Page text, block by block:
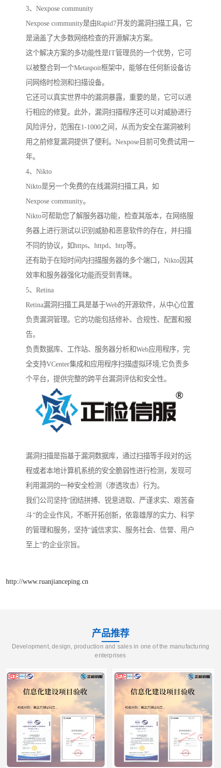
3、Nexpose community
Nexpose community是由Rapid7开发的漏洞扫描工具，它
是涵盖了大多数网络检查的开源解决方案。
这个解决方案的多功能性是IT管理员的一个优势，它可
以被整合到一个Metaspoit框架中，能够在任何新设备访
问网络时检测和扫描设备。
它还可以真实世界中的漏洞暴露，重要的是，它可以进
行相应的修复。此外，漏洞扫描程序还可以对威胁进行
风险评分，范围在1-1000之间，从而为安全在漏洞被利
用之前修复漏洞提供了便利。Nexpose目前可免费试用一
年。
4、Nikto
Nikto是另一个免费的在线漏洞扫描工具，如
Nexpose community。
Nikto可帮助您了解服务器功能，检查其版本，在网络服
务器上进行测试以识别威胁和恶意软件的存在，并扫描
不同的协议，如https、httpd、http等。
还有助于在短时间内扫描服务器的多个端口，Nikto因其
效率和服务器强化功能而受到青睐。
5、Retina
Retina漏洞扫描工具是基于Web的开源软件，从中心位置
负责漏洞管理。它的功能包括修补、合规性、配置和报
告。
负责数据库、工作站、服务器分析和Web应用程序，完
全支持VCenter集成和应用程序扫描虚拟环境;它负责多
个平台，提供完整的跨平台漏洞评估和安全性。
漏洞扫描是指基于漏洞数据库，通过扫描等手段对的远
程或者本地计算机系统的安全脆弱性进行检测，发现可
利用漏洞的一种安全检测（渗透攻击）行为。
我们公司坚持“团结拼搏、锐意进取、严谨求实、艰苦奋
斗”的企业作风，不断开拓创新，依靠雄厚的实力、科学
的管理和服务，坚持“诚信求实、服务社会、信誉、用户
至上”的企业宗旨。
http://www.ruanjianceping.cn
产品推荐
Development, design, production and sales in one of the manufacturing
enterprises